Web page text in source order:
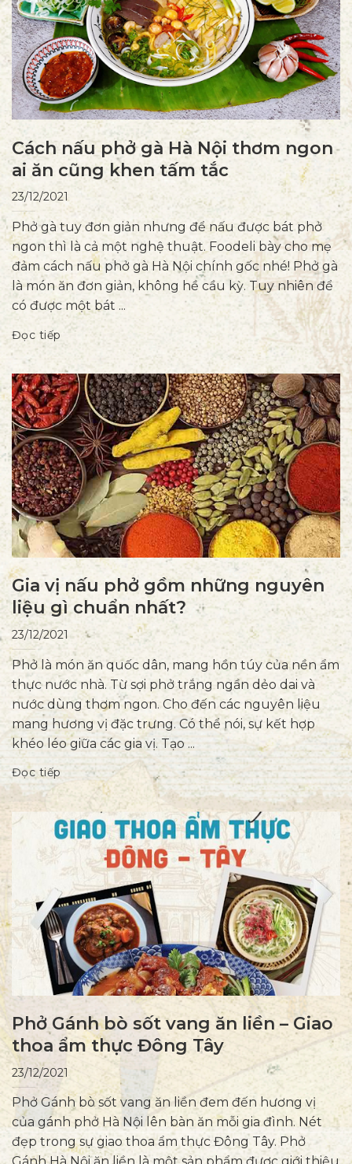
Cách nấu phở gà Hà Nội thơm ngon
ai ăn cũng khen tấm tắc
23/12/2021
Phở gà tuy đơn giản nhưng để nấu được bát phở
ngon thì là cả một nghệ thuật. Foodeli bày cho mẹ
đảm cách nấu phở gà Hà Nội chính gốc nhé! Phở gà
là món ăn đơn giản, không hề cầu kỳ. Tuy nhiên để
có được một bát ...
Đọc tiếp
Gia vị nấu phở gồm những nguyên
liệu gì chuẩn nhất?
23/12/2021
Phở là món ăn quốc dân, mang hồn túy của nền ẩm
thực nước nhà. Từ sợi phở trắng ngần dẻo dai và
nước dùng thơm ngon. Cho đến các nguyên liệu
mang hương vị đặc trưng. Có thể nói, sự kết hợp
khéo léo giữa các gia vị. Tạo ...
Đọc tiếp
Phở Gánh bò sốt vang ăn liền – Giao
thoa ẩm thực Đông Tây
23/12/2021
Phở Gánh bò sốt vang ăn liền đem đến hương vị
của gánh phở Hà Nội lên bàn ăn mỗi gia đình. Nét
đẹp trong sự giao thoa ẩm thực Đông Tây. Phở